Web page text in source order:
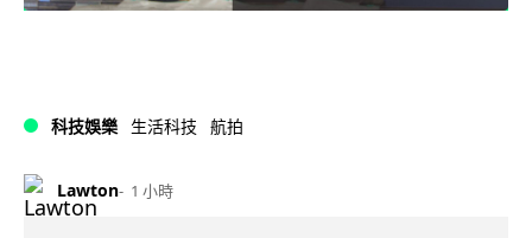
科技娛樂 生活科技 航拍
Lawton 1 小時